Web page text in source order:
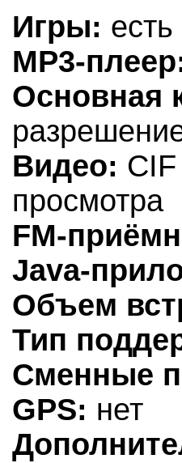
Игры: есть
MP3-
Основная
Видео:
просмотра
FM-
Java-
Объем
Тип
Сменные
GPS: нет